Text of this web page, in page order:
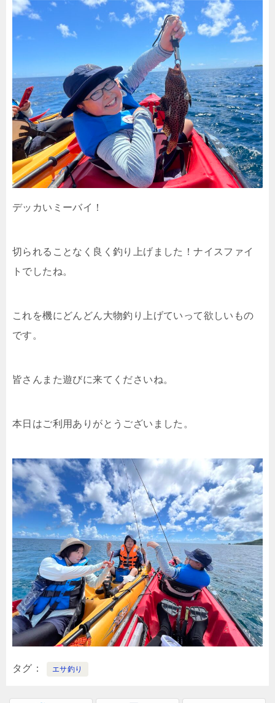
デッカいミーバイ！
切られることなく良く釣り上げました！ナイスファイ
トでしたね。
これを機にどんどん大物釣り上げていって欲しいもの
です。
皆さんまた遊びに来てくださいね。
本日はご利用ありがとうございました。
タグ エサ釣り